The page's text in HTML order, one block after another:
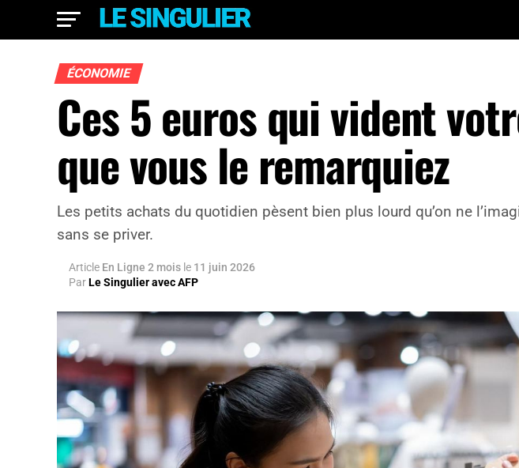
ÉCONOMIE
Ces 5 euros qui vident
que vous le remarquiez
Les petits achats du quotidien pèsent bien plus lourd qu’on ne
sans se priver.
Article En Ligne 2 mois le 11 juin 2026
ParLe Singulier avec AFP